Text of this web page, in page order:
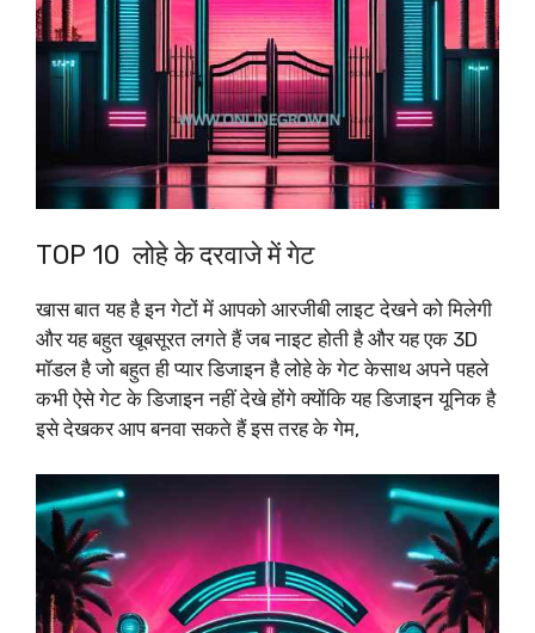
TOP 10 लोहे के दरवाजे में गेट
खास बात यह है इन गेटों में आपको आरजीबी लाइट देखने को मिलेगी
और यह बहुत खूबसूरत लगते हैं जब नाइट होती है और यह एक 3D
मॉडल है जो बहुत ही प्यार डिजाइन है लोहे के गेट केसाथ अपने पहले
कभी ऐसे गेट के डिजाइन नहीं देखे होंगे क्योंकि यह डिजाइन यूनिक है
इसे देखकर आप बनवा सकते हैं इस तरह के गेम,